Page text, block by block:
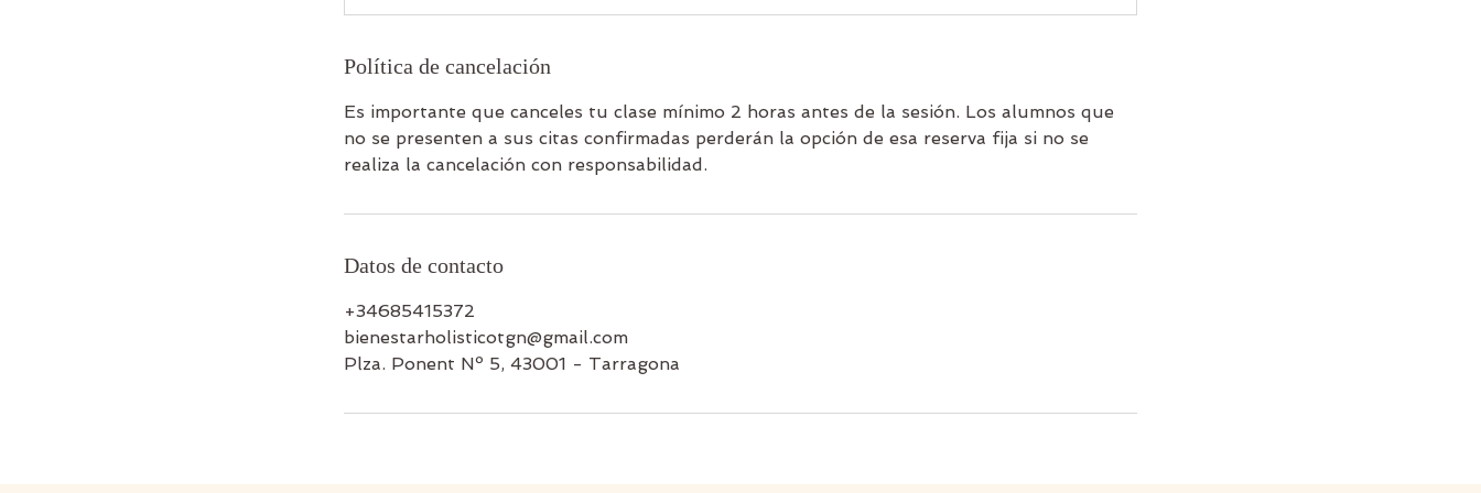
Política de cancelación
Es importante que canceles tu clase mínimo 2 horas antes de la sesión. Los alumnos que
no se presenten a sus citas confirmadas perderán la opción de esa reserva fija si no se
realiza la cancelación con responsabilidad.
Datos de contacto
+34685415372
bienestarholisticotgn@gmail.com
Plza. Ponent Nº 5, 43001 - Tarragona